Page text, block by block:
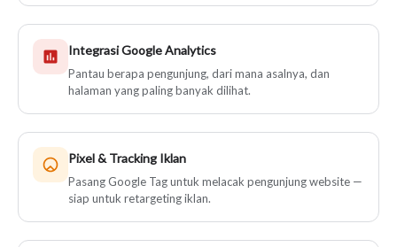
Integrasi Google Analytics
Pantau berapa pengunjung, dari mana asalnya, dan
halaman yang paling banyak dilihat.
Pixel & Tracking Iklan
Pasang Google Tag untuk melacak pengunjung website —
siap untuk retargeting iklan.